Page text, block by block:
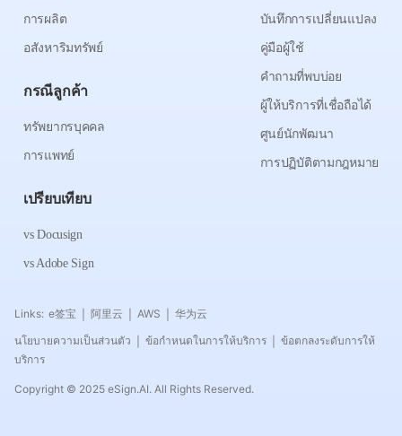
การผลิต
อสังหาริมทรัพย์
กรณีลูกค้า
ทรัพยากรบุคคล
การแพทย์
เปรียบเทียบ
vs Docusign
vs Adobe Sign
บันทึกการเปลี่ยนแปลง
คู่มือผู้ใช้
คำถามที่พบบ่อย
ผู้ให้บริการที่เชื่อถือได้
ศูนย์นักพัฒนา
การปฏิบัติตามกฎหมาย
Links: e签宝 阿里云 AWS
华为云
นโยบายความเป็นส่วนตัว
ข้อกำหนดในการให้บริการ
ข้อตกลงระดับการให้
บริการ
Copyright © 2025 eSign.AI. All Rights Reserved.